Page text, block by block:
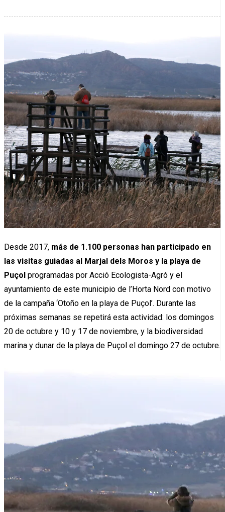
Desde 2017, más de 1.100 personas han participado en
las visitas guiadas al Marjal dels Moros y la playa de
Puçol programadas por Acció Ecologista-Agró y el
ayuntamiento de este municipio de l’Horta Nord con motivo
de la campaña ‘Otoño en la playa de Puçol’. Durante las
próximas semanas se repetirá esta actividad: los domingos
20 de octubre y 10 y 17 de noviembre, y la biodiversidad
marina y dunar de la playa de Puçol el domingo 27 de octubre.